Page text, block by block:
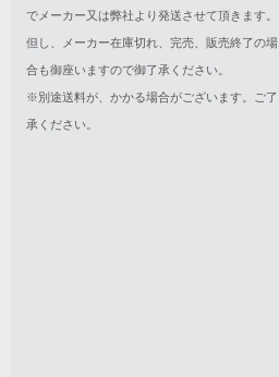
でメーカー又は弊社より発送させて頂きます。
但し、メーカー在庫切れ、完売、販売終了の場
合も御座いますので御了承ください。
※別途送料が、かかる場合がございます。ご了
承ください。